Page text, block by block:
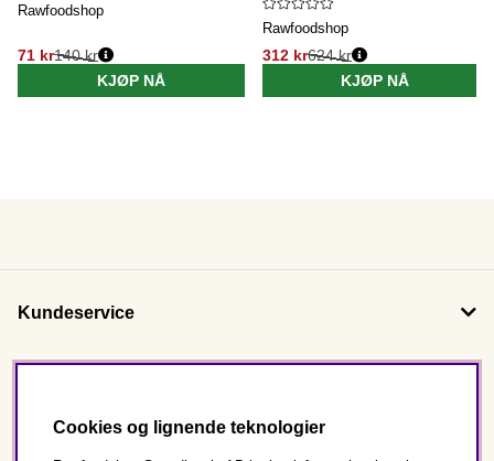
Rawfoodshop
71 kr140 kr
KJØP NÅ
Rawfoodshop
312 kr624 kr
KJØP NÅ
Kundeservice
Cookies og lignende teknologier